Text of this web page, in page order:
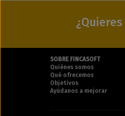
¿Quieres
SOBRE FINCASOFT
Quiénes somos
Qué ofrecemos
Objetivos
Ayúdanos a mejorar